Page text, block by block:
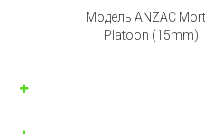
Модель ANZAC
Platoon (15mm)